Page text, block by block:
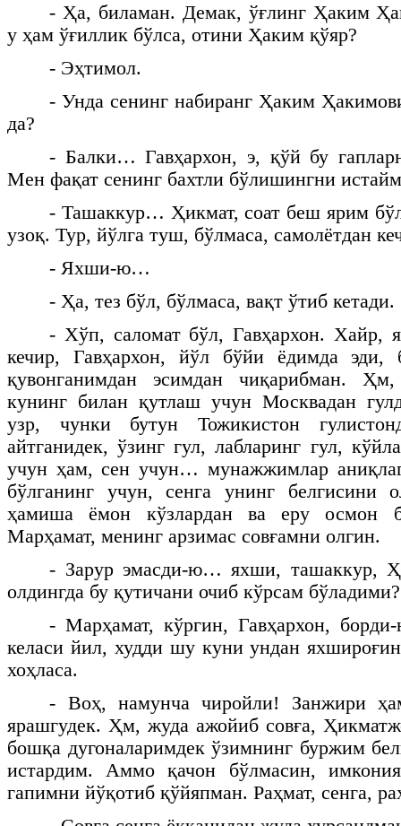
- Ҳа, биламан. Демак, ўғлинг Ҳаким
у ҳам ўғиллик бўлса, отини Ҳаким қўяр?
- Эҳтимол.
- Унда сенинг набиранг Ҳаким
да?
- Балки… Гавҳархон, э, қўй бу
Мен фақат сенинг бахтли бўлишингни
- Ташаккур… Ҳикмат, соат беш ярим
узоқ. Тур, йўлга туш, бўлмаса, самолётдан
- Яхши-ю…
- Ҳа, тез бўл, бўлмаса, вақт ўтиб кетади.
- Хўп, саломат бўл, Гавҳархон. Хайр,
кечир, Гавҳархон, йўл бўйи ёдимда эди,
қувонганимдан эсимдан чиқарибман.
кунинг билан қутлаш учун Москвадан
узр, чунки бутун Тожикистон
айтганидек, ўзинг гул, лабларинг гул,
учун ҳам, сен учун… мунажжимлар
бўлганинг учун, сенга унинг
ҳамиша ёмон кўзлардан ва еру осмон
Марҳамат, менинг арзимас совғамни олгин.
- Зарур эмасди-ю… яхши, ташаккур,
олдингда бу қутичани очиб кўрсам бўладими?
- Марҳамат, кўргин, Гавҳархон,
келаси йил, худди шу куни ундан
хоҳласа.
- Воҳ, намунча чиройли! Занжири
ярашгудек. Ҳм, жуда ажойиб совға,
бошқа дугоналаримдек ўзимнинг буржим
истардим. Аммо қачон бўлмасин,
гапимни йўқотиб қўйяпман. Раҳмат, сенга,